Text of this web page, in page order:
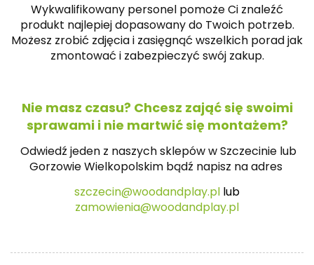
Wykwalifikowany personel pomoże Ci znaleźć
produkt najlepiej dopasowany do Twoich potrzeb.
Możesz zrobić zdjęcia i zasięgnąć wszelkich porad jak
zmontować i zabezpieczyć swój zakup.
Nie masz czasu? Chcesz zająć się swoimi
sprawami i nie martwić się montażem?
Odwiedź jeden z naszych sklepów w Szczecinie lub
Gorzowie Wielkopolskim bądź napisz naadres
szczecin@woodandplay.pl lub
zamowienia@woodandplay.pl